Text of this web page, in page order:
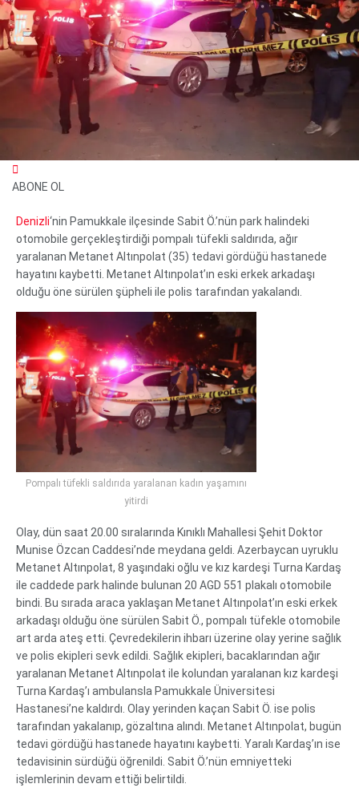
WhatsApp İhbar Hattı
Instagram
Youtube
ABONE OL
Denizli‘nin Pamukkale ilçesinde Sabit Ö.’nün park halindeki
otomobile gerçekleştirdiği pompalı tüfekli saldırıda, ağır
yaralanan Metanet Altınpolat (35) tedavi gördüğü hastanede
hayatını kaybetti. Metanet Altınpolat’ın eski erkek arkadaşı
olduğu öne sürülen şüpheli ile polis tarafından yakalandı.
Pompalı tüfekli saldırıda yaralanan kadın yaşamını
yitirdi
Olay, dün saat 20.00 sıralarında Kınıklı Mahallesi Şehit Doktor
Munise Özcan Caddesi’nde meydana geldi. Azerbaycan uyruklu
Metanet Altınpolat, 8 yaşındaki oğlu ve kız kardeşi Turna Kardaş
ile caddede park halinde bulunan 20 AGD 551 plakalı otomobile
bindi. Bu sırada araca yaklaşan Metanet Altınpolat’ın eski erkek
arkadaşı olduğu öne sürülen Sabit Ö., pompalı tüfekle otomobile
art arda ateş etti. Çevredekilerin ihbarı üzerine olay yerine sağlık
ve polis ekipleri sevk edildi. Sağlık ekipleri, bacaklarından ağır
yaralanan Metanet Altınpolat ile kolundan yaralanan kız kardeşi
Turna Kardaş’ı ambulansla Pamukkale Üniversitesi
Hastanesi’ne kaldırdı. Olay yerinden kaçan Sabit Ö. ise polis
tarafından yakalanıp, gözaltına alındı. Metanet Altınpolat, bugün
tedavi gördüğü hastanede hayatını kaybetti. Yaralı Kardaş’ın ise
tedavisinin sürdüğü öğrenildi. Sabit Ö.’nün emniyetteki
işlemlerinin devam ettiği belirtildi.